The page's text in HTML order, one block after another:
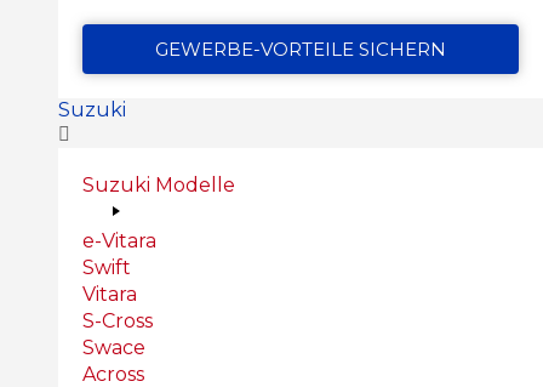
GEWERBE-VORTEILE SICHERN
Suzuki
Suzuki Modelle
e-Vitara
Swift
Vitara
S-Cross
Swace
Across